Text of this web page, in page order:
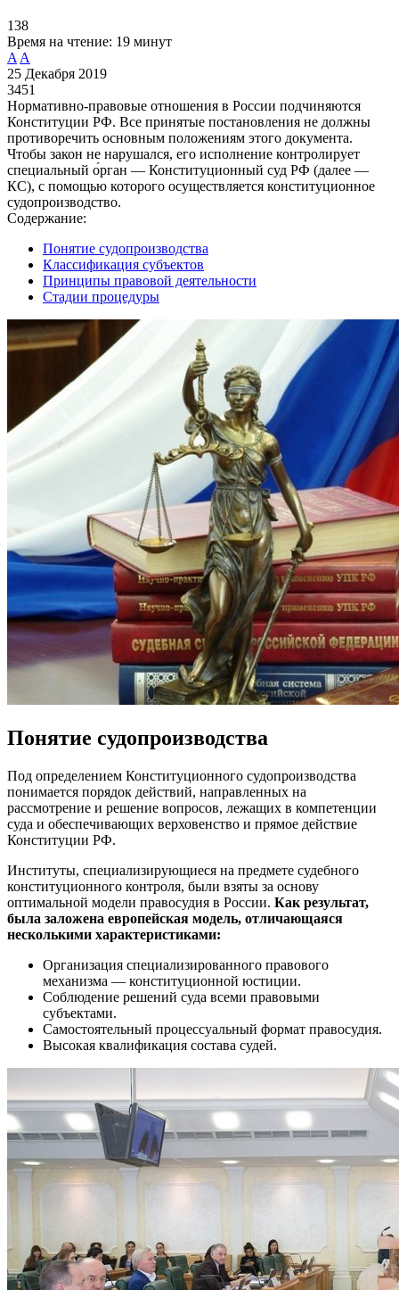
138
Время на чтение: 19 минут
A A
25 Декабря 2019
3451
Нормативно-правовые отношения в России подчиняются
Конституции РФ. Все принятые постановления не должны
противоречить основным положениям этого документа.
Чтобы закон не нарушался, его исполнение контролирует
специальный о́рган — Конституционный суд РФ (далее —
КС), с помощью которого осуществляется конституционное
судопроизводство.
Содержание:
Понятие судопроизводства
Классификация субъектов
Принципы правовой деятельности
Стадии процедуры
Понятие судопроизводства
Под определением Конституционного судопроизводства
понимается порядок действий, направленных на
рассмотрение и решение вопросов, лежащих в компетенции
суда и обеспечивающих верховенство и прямое действие
Конституции РФ.
Институты, специализирующиеся на предмете судебного
конституционного контроля, были взяты за основу
оптимальной модели правосудия в России. Как результат,
была заложена европейская модель, отличающаяся
несколькими характеристиками:
Организация специализированного правового
механизма — конституционной юстиции.
Соблюдение решений суда всеми правовыми
субъектами.
Самостоятельный процессуальный формат правосудия.
Высокая квалификация состава судей.